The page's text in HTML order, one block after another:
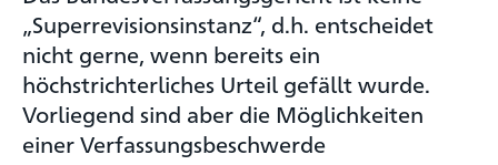
„Superrevisionsinstanz“, d.h. entscheidet
nicht gerne, wenn bereits ein
höchstrichterliches Urteil gefällt wurde.
Vorliegend sind aber die Möglichkeiten
einer Verfassungsbeschwerde